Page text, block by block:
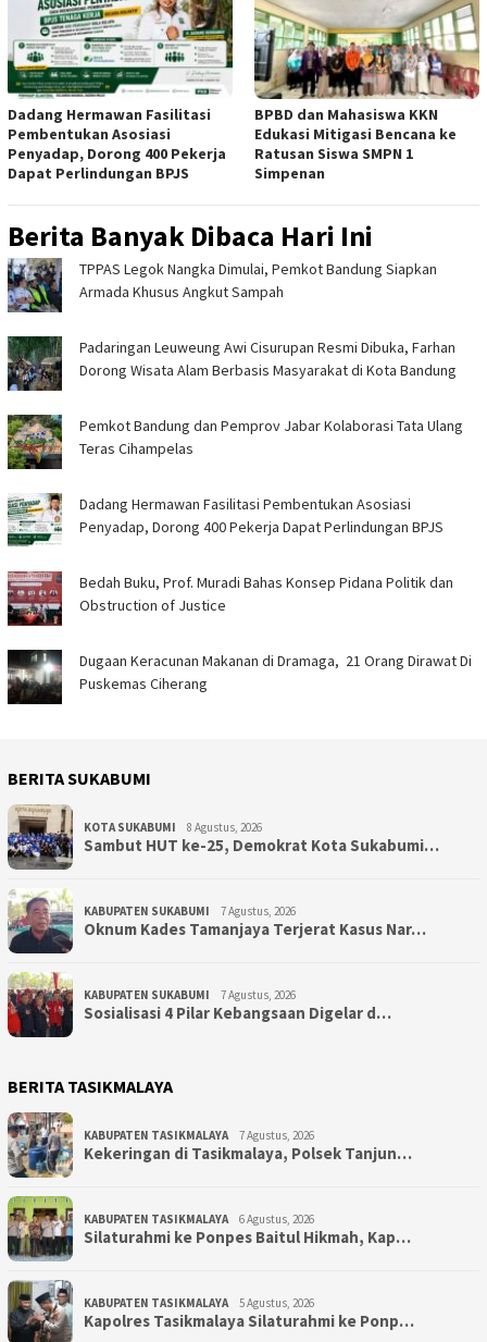
Dadang Hermawan Fasilitasi
Pembentukan Asosiasi
Penyadap, Dorong 400 Pekerja
Dapat Perlindungan BPJS
BPBD dan Mahasiswa KKN
Edukasi Mitigasi Bencana ke
Ratusan Siswa SMPN 1
Simpenan
Berita Banyak Dibaca Hari Ini
TPPAS Legok Nangka Dimulai, Pemkot Bandung Siapkan
Armada Khusus Angkut Sampah
Padaringan Leuweung Awi Cisurupan Resmi Dibuka, Farhan
Dorong Wisata Alam Berbasis Masyarakat di Kota Bandung
Pemkot Bandung dan Pemprov Jabar Kolaborasi Tata Ulang
Teras Cihampelas
Dadang Hermawan Fasilitasi Pembentukan Asosiasi
Penyadap, Dorong 400 Pekerja Dapat Perlindungan BPJS
Bedah Buku, Prof. Muradi Bahas Konsep Pidana Politik dan
Obstruction of Justice
‎Dugaan Keracunan Makanan di Dramaga, 21 Orang Dirawat Di
Puskemas Ciherang ‎
BERITA SUKABUMI
KOTA SUKABUMI 8 Agustus, 2026
Sambut HUT ke-25, Demokrat Kota Sukabumi…
KABUPATEN SUKABUMI 7 Agustus, 2026
Oknum Kades Tamanjaya Terjerat Kasus Nar…
KABUPATEN SUKABUMI 7 Agustus, 2026
Sosialisasi 4 Pilar Kebangsaan Digelar d…
BERITA TASIKMALAYA
KABUPATEN TASIKMALAYA 7 Agustus, 2026
Kekeringan di Tasikmalaya, Polsek Tanjun…
KABUPATEN TASIKMALAYA 6 Agustus, 2026
Silaturahmi ke Ponpes Baitul Hikmah, Kap…
KABUPATEN TASIKMALAYA 5 Agustus, 2026
Kapolres Tasikmalaya Silaturahmi ke Ponp…